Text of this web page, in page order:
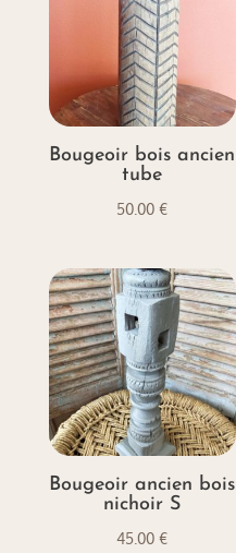
Bougeoir bois ancien
tube
50.00€
Bougeoir ancien bois
nichoir S
45.00€